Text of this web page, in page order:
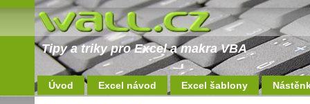
Tipy a triky pro Excel a makra VBA
Úvod Excel návod Excel šablony